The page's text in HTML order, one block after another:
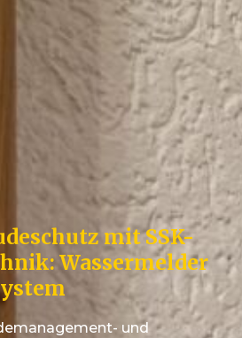
mit SSK-
Wassermelder
und